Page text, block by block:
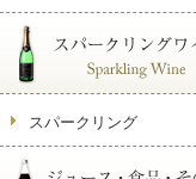
スパークリング